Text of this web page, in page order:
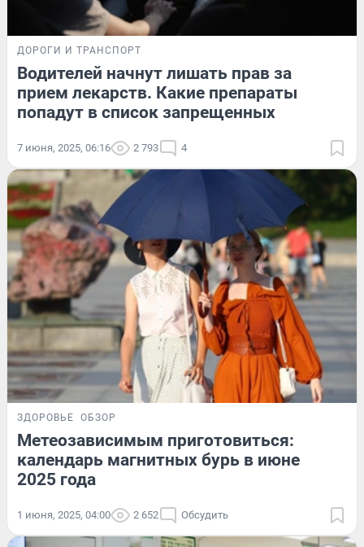
ДОРОГИ И ТРАНСПОРТ
Водителей начнут лишать прав за
прием лекарств. Какие препараты
попадут в список запрещенных
7 июня, 2025, 06:16 2 793 4
ЗДОРОВЬЕ ОБЗОР
Метеозависимым приготовиться:
календарь магнитных бурь в июне
2025 года
1 июня, 2025, 04:00 2 652 Обсудить